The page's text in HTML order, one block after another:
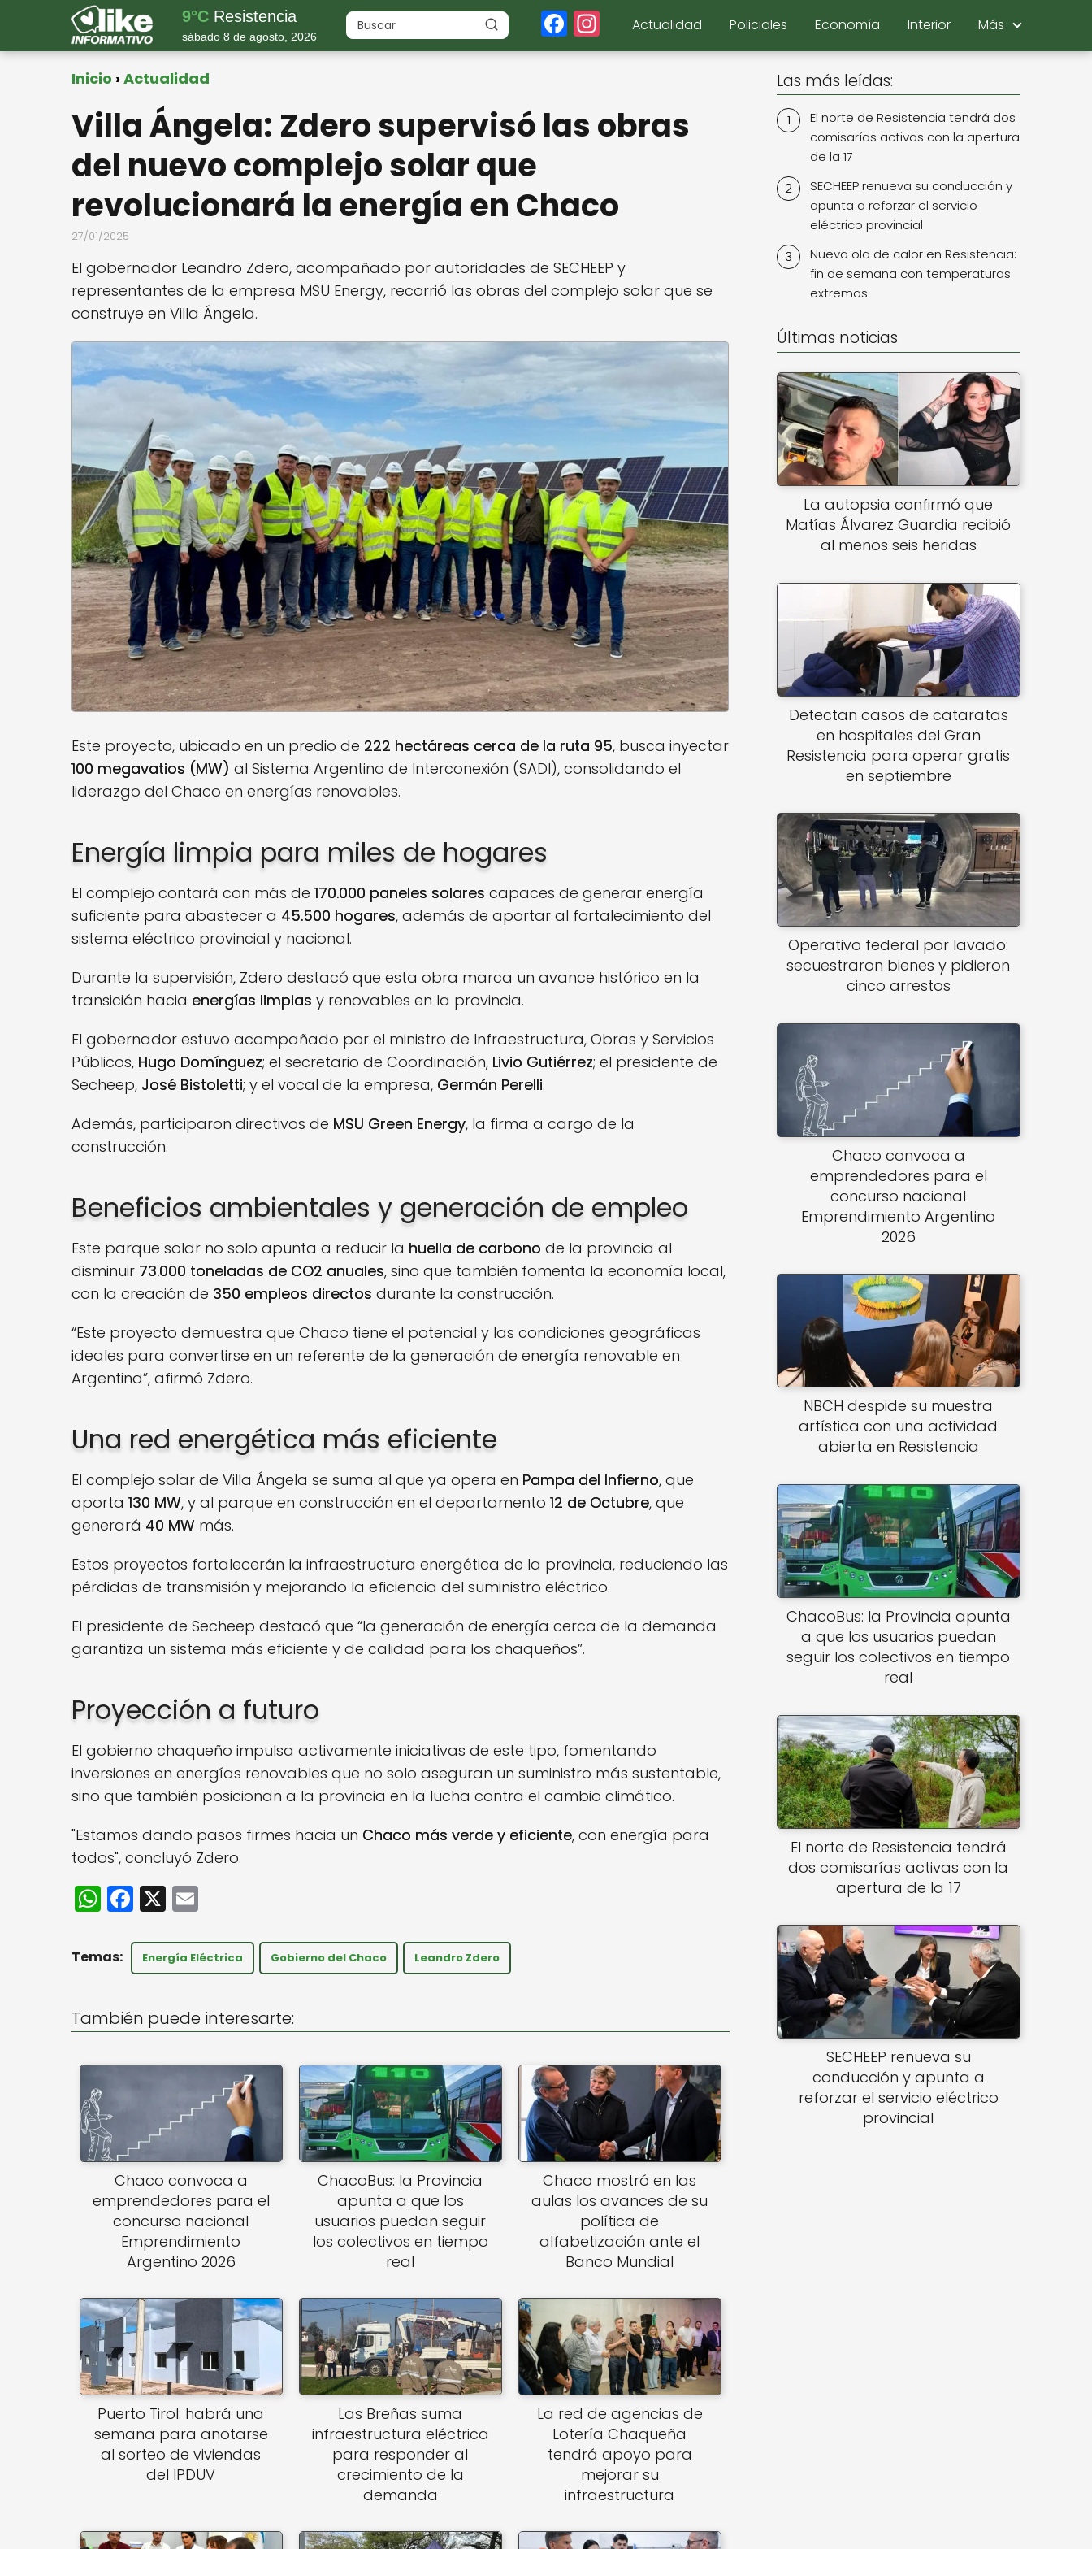
9°C Resistencia
sábado 8 de agosto, 2026 F
a
b
k
st
r
Actualidad Policiales Economía Interior Más
Inicio Actualidad
Villa Ángela: Zdero supervisó las obras
del nuevo complejo solar que
revolucionará la energía en Chaco
27/01/2025
El gobernador Leandro Zdero, acompañado por autoridades de SECHEEP y
representantes de la empresa MSU Energy, recorrió las obras del complejo solar que se
construye en Villa Ángela.
Este proyecto, ubicado en un predio de 222 hectáreas cerca de la ruta 95, busca inyectar
100 megavatios (MW) al Sistema Argentino de Interconexión (SADI), consolidando el
liderazgo del Chaco en energías renovables.
Energía limpia para miles de hogares
El complejo contará con más de 170.000 paneles solares capaces de generar energía
suficiente para abastecer a 45.500 hogares, además de aportar al fortalecimiento del
sistema eléctrico provincial y nacional.
Durante la supervisión, Zdero destacó que esta obra marca un avance histórico en la
transición hacia energías limpias y renovables en la provincia.
El gobernador estuvo acompañado por el ministro de Infraestructura, Obras y Servicios
Públicos, Hugo Domínguez; el secretario de Coordinación, Livio Gutiérrez; el presidente de
Secheep, José Bistoletti; y el vocal de la empresa, Germán Perelli.
Además, participaron directivos de MSU Green Energy, la firma a cargo de la
construcción.
Beneficios ambientales y generación de empleo
Este parque solar no solo apunta a reducir la huella de carbono de la provincia al
disminuir 73.000 toneladas de CO2 anuales, sino que también fomenta la economía local,
con la creación de 350 empleos directos durante la construcción.
“Este proyecto demuestra que Chaco tiene el potencial y las condiciones geográficas
ideales para convertirse en un referente de la generación de energía renovable en
Argentina”, afirmó Zdero.
Una red energética más eficiente
El complejo solar de Villa Ángela se suma al que ya opera en Pampa del Infierno, que
aporta 130 MW, y al parque en construcción en el departamento 12 de Octubre, que
generará 40 MW más.
Estos proyectos fortalecerán la infraestructura energética de la provincia, reduciendo las
pérdidas de transmisión y mejorando la eficiencia del suministro eléctrico.
El presidente de Secheep destacó que “la generación de energía cerca de la demanda
garantiza un sistema más eficiente y de calidad para los chaqueños”.
Proyección a futuro
El gobierno chaqueño impulsa activamente iniciativas de este tipo, fomentando
inversiones en energías renovables que no solo aseguran un suministro más sustentable,
sino que también posicionan a la provincia en la lucha contra el cambio climático.
"Estamos dando pasos firmes hacia un Chaco más verde y eficiente, con energía para
todos", concluyó Zdero.
W
h
a
A
p
F
a
c
e
o
X
ai
l
Energía Eléctrica Gobierno del Chaco Leandro Zdero
También puede interesarte:
Chaco convoca a
emprendedores para el
concurso nacional
Emprendimiento
Argentino 2026
ChacoBus: la Provincia
apunta a que los
usuarios puedan seguir
los colectivos en tiempo
real
Chaco mostró en las
aulas los avances de su
política de
alfabetización ante el
Banco Mundial
Puerto Tirol: habrá una
semana para anotarse
al sorteo de viviendas
del IPDUV
Las Breñas suma
infraestructura eléctrica
para responder al
crecimiento de la
demanda
La red de agencias de
Lotería Chaqueña
tendrá apoyo para
mejorar su
infraestructura
Las más leídas:
El norte de Resistencia tendrá dos
comisarías activas con la apertura
de la 17
SECHEEP renueva su conducción y
apunta a reforzar el servicio
eléctrico provincial
Nueva ola de calor en Resistencia:
fin de semana con temperaturas
extremas
Últimas noticias
La autopsia confirmó que
Matías Álvarez Guardia recibió
al menos seis heridas
Detectan casos de cataratas
en hospitales del Gran
Resistencia para operar gratis
en septiembre
Operativo federal por lavado:
secuestraron bienes y pidieron
cinco arrestos
Chaco convoca a
emprendedores para el
concurso nacional
Emprendimiento Argentino
2026
NBCH despide su muestra
artística con una actividad
abierta en Resistencia
ChacoBus: la Provincia apunta
a que los usuarios puedan
seguir los colectivos en tiempo
real
El norte de Resistencia tendrá
dos comisarías activas con la
apertura de la 17
SECHEEP renueva su
conducción y apunta a
reforzar el servicio eléctrico
provincial